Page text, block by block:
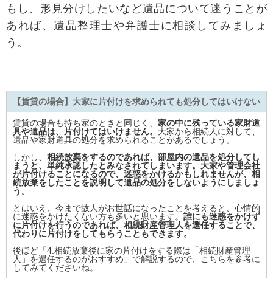
もし、形見分けしたいなど遺品について迷うことが
あれば、遺品整理士や弁護士に相談してみましょ
う。
【賃貸の場合】大家に片付けを求められても処分してはいけない
賃貸の場合も持ち家のときと同じく、 家の中に残っている家財道
具や遺品は、片付けてはいけません。 大家から相続人に対して、
遺品や家財道具の処分を求められることがあるでしょう。
しかし、 相続放棄をするのであれば、部屋内の遺品を処分してし
まうと、単純承認したとみなされてしまいます。大家や管理会社
が片付けることになるので、迷惑をかけるかもしれませんが、相
続放棄をしたことを説明して遺品の処分をしないようにしましょ
う。
とはいえ、今まで故人がお世話になったことを考えると、心情的
に迷惑をかけたくない方も多いと思います。 誰にも迷惑をかけず
に片付けを行うのであれば、相続財産管理人を選任することで、
代わりに片付けをしてもらうこともできます。
後ほど 「4.相続放棄後に家の片付けをする際は「相続財産管理
人」を選任するのがおすすめ」 で解説するので、こちらを参考に
してみてくださいね。